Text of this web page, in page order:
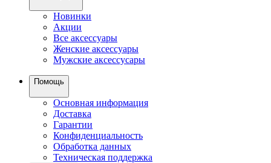
Новинки
Акции
Все аксессуары
Женские аксессуары
Мужские аксессусары
Помощь
Основная информация
Доставка
Гарантии
Конфиденциальность
Обработка данных
Техническая поддержка